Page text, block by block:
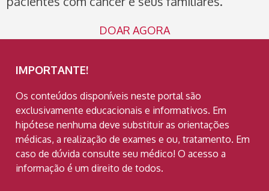
DOAR AGORA
IMPORTANTE!
Os conteúdos disponíveis neste portal são
exclusivamente educacionais e informativos. Em
hipótese nenhuma deve substituir as orientações
médicas, a realização de exames e ou, tratamento. Em
caso de dúvida consulte seu médico! O acesso a
informação é um direito de todos.